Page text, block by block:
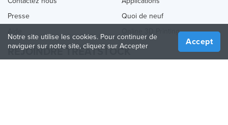
Presse
Quoi de neuf
Online 3D Printing
REJOINDRE TREATSTOCK
Notre site utilise les cookies. Pour continuer de
naviguer sur notre site, cliquez sur Accepter
Accept